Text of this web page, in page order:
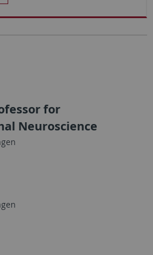
for
Neuroscience